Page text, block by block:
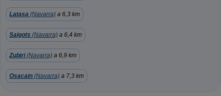
Latasa (Navarra) a 6,3 km
Saigots (Navarra) a 6,4 km
Zubiri(Navarra) a 6,9 km
Osacain (Navarra) a 7,3 km